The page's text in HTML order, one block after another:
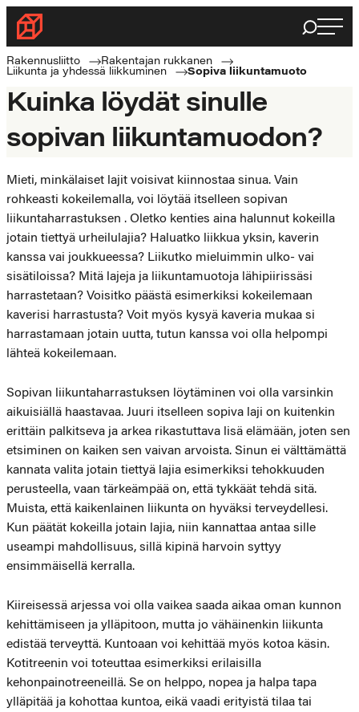
Siirry
suoraan
sisältöön
Rakennusliitto
Rakennusalan
ammattilaisten
puolella
Haku
Rakennusliitto
Rakentajan rukkanen
Liikunta ja yhdessä liikkuminen
Sopiva liikuntamuoto
Kuinka löydät sinulle
sopivan liikuntamuodon?
Mieti, minkälaiset lajit voisivat kiinnostaa sinua. Vain
rohkeasti kokeilemalla, voi löytää itselleen sopivan
liikuntaharrastuksen . Oletko kenties aina halunnut kokeilla
jotain tiettyä urheilulajia? Haluatko liikkua yksin, kaverin
kanssa vai joukkueessa? Liikutko mieluimmin ulko- vai
sisätiloissa? Mitä lajeja ja liikuntamuotoja lähipiirissäsi
harrastetaan? Voisitko päästä esimerkiksi kokeilemaan
kaverisi harrastusta? Voit myös kysyä kaveria mukaa si
harrastamaan jotain uutta, tutun kanssa voi olla helpompi
lähteä kokeilemaan.
Sopivan liikuntaharrastuksen löytäminen voi olla varsinkin
aikuisiällä haastavaa. Juuri itselleen sopiva laji on kuitenkin
erittäin palkitseva ja arkea rikastuttava lisä elämään, joten sen
etsiminen on kaiken sen vaivan arvoista. Sinun ei välttämättä
kannata valita jotain tiettyä lajia esimerkiksi tehokkuuden
perusteella, vaan tärkeämpää on, että tykkäät tehdä sitä.
Muista, että kaikenlainen liikunta on hyväksi terveydellesi.
Kun päätät kokeilla jotain lajia, niin kannattaa antaa sille
useampi mahdollisuus, sillä kipinä harvoin syttyy
ensimmäisellä kerralla.
Kiireisessä arjessa voi olla vaikea saada aikaa oman kunnon
kehittämiseen ja ylläpitoon, mutta jo vähäinenkin liikunta
edistää terveyttä. Kuntoaan voi kehittää myös kotoa käsin.
Kotitreenin voi toteuttaa esimerkiksi erilaisilla
kehonpainotreeneillä. Se on helppo, nopea ja halpa tapa
ylläpitää ja kohottaa kuntoa, eikä vaadi erityistä tilaa tai